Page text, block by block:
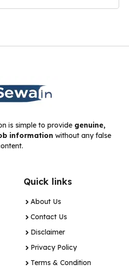
is simple to provide genuine,
information without any false
Quick links
About Us
Contact Us
Disclaimer
Privacy Policy
Terms & Condition